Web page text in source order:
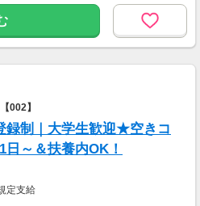
変動がある場合があります。
002】
録制｜大学生歓迎★空きコ
～＆扶養内OK！
定支給